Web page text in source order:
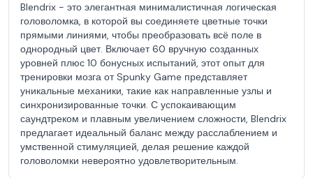
Blendrix - это элегантная минималистичная логическая
головоломка, в которой вы соединяете цветные точки
прямыми линиями, чтобы преобразовать всё поле в
однородный цвет. Включает 60 вручную созданных
уровней плюс 10 бонусных испытаний, этот опыт для
тренировки мозга от Spunky Game представляет
уникальные механики, такие как направленные узлы и
синхронизированные точки. С успокаивающим
саундтреком и плавным увеличением сложности, Blendrix
предлагает идеальный баланс между расслаблением и
умственной стимуляцией, делая решение каждой
головоломки невероятно удовлетворительным.